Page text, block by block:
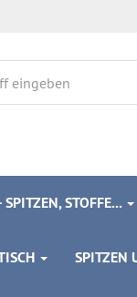
STOFFE...
SPITZEN